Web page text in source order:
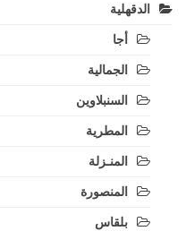
الدقهلية
أجا
الجمالية
السنبلاوين
المطرية
المنـزلة
المنصورة
بلقاس